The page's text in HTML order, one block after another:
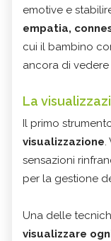
emotive e
empatia,
cui il bambino
ancora di vedere
La
Il primo
visualizzazione.
sensazioni
per la gestione
Una delle
visualizzare